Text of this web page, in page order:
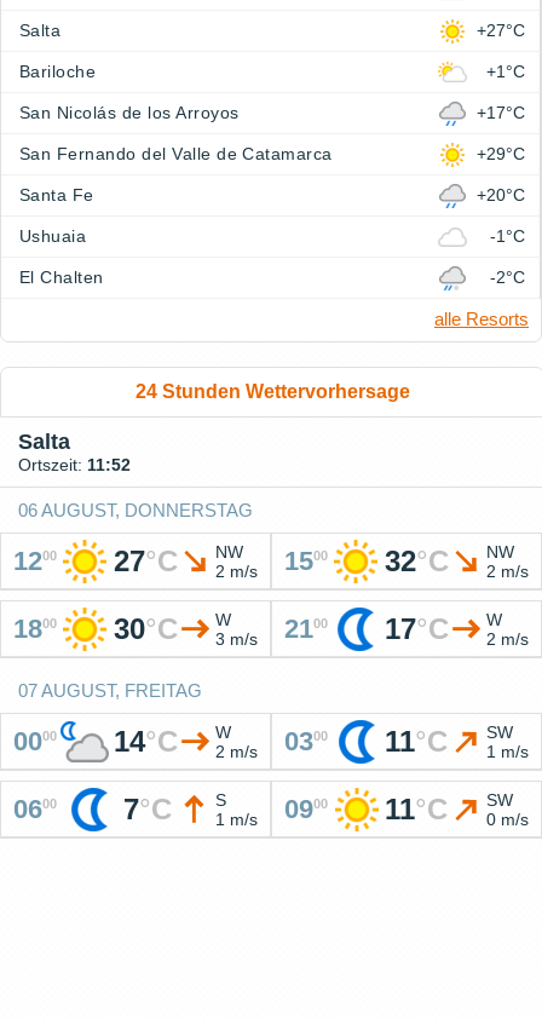
Salta +27°C
Bariloche +1°C
San Nicolás de los Arroyos +17°C
San Fernando del Valle de Catamarca +29°C
Santa Fe +20°C
Ushuaia -1°C
El Chalten -2°C
alle Resorts
24 Stunden Wettervorhersage
Salta
Ortszeit: 11:52
06 AUGUST, DONNERSTAG
1200 27°C
NW
2 m/s
1500 32°C
NW
2 m/s
1800 30°C
W
3 m/s
2100 17°C
W
2 m/s
07 AUGUST, FREITAG
0000 14°C
W
2 m/s
0300 11°C
SW
1 m/s
0600 7°C
S
1 m/s
0900 11°C
SW
0 m/s